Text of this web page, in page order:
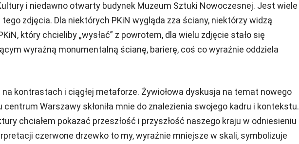
i niedawno otwarty budynek Muzeum Sztuki Nowoczesnej. Jest wiele
zdjęcia. Dla niektórych PKiN wygląda zza ściany, niektórzy widzą
który chcieliby „wysłać” z powrotem, dla wielu zdjęcie stało się
wyraźną monumentalną ścianę, barierę, coś co wyraźnie oddziela
kontrastach i ciągłej metaforze. Żywiołowa dyskusja na temat nowego
centrum Warszawy skłoniła mnie do znalezienia swojego kadru i kontekstu.
chciałem pokazać przeszłość i przyszłość naszego kraju w odniesieniu
czerwone drzewko to my, wyraźnie mniejsze w skali, symbolizuje